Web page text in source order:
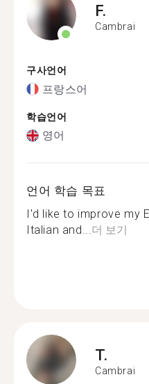
F.
Cambrai
구사언어
프랑스어
학습언어
영어
언어 학습 목표
I'd like to improve my
Italian and...더 보기
T.
Cambrai